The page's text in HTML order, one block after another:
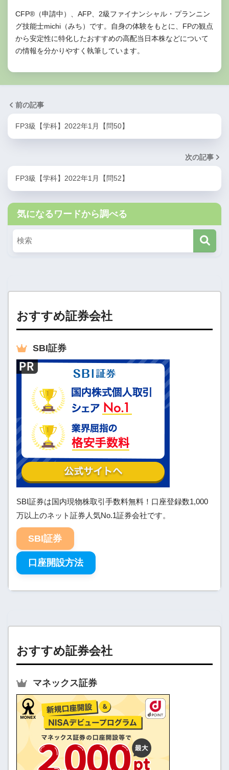
CFP®（申請中）、AFP、2級ファイナンシャル・プランニン
グ技能士michi（みち）です。自身の体験をもとに、FPの観点
から安定性に特化したおすすめの高配当日本株などについて
の情報を分かりやすく執筆しています。
前の記事
FP3級【学科】2022年1月【問50】
次の記事
FP3級【学科】2022年1月【問52】
気になるワードから調べる
おすすめ証券会社
SBI証券
SBI証券は国内現物株取引手数料無料！口座登録数1,000
万以上のネット証券人気No.1証券会社です。
SBI証券
口座開設方法
おすすめ証券会社
マネックス証券